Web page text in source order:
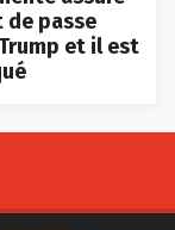
de passe
et il est